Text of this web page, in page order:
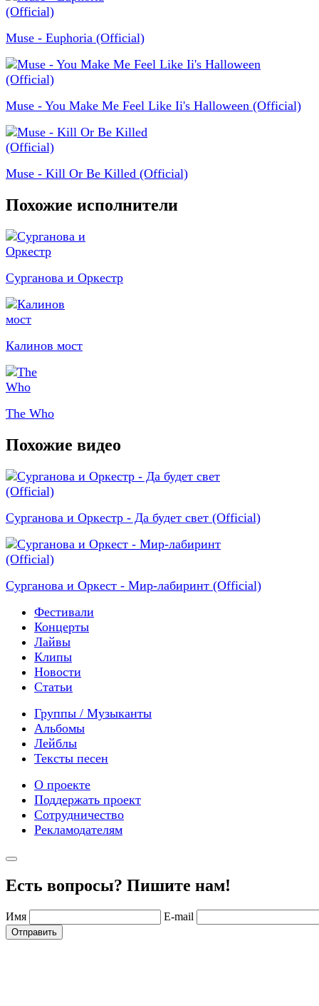
Muse - Euphoria (Official)
Muse - You Make Me Feel Like Ii's Halloween (Official)
Muse - Kill Or Be Killed (Official)
Похожие исполнители
Сурганова и Оркестр
Калинов мост
The Who
Похожие видео
Сурганова и Оркестр - Да будет свет (Official)
Сурганова и Оркест - Мир-лабиринт (Official)
Фестивали
Концерты
Лайвы
Клипы
Новости
Статьи
Группы / Музыканты
Альбомы
Лейблы
Тексты песен
О проекте
Поддержать проект
Сотрудничество
Рекламодателям
Есть вопросы? Пишите нам!
Имя E-mail